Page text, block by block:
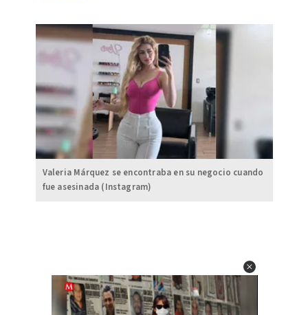
Valeria Márquez se encontraba en su negocio cuando
fue asesinada (Instagram)